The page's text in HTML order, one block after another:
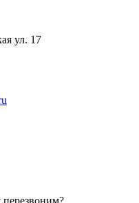
ул. 17